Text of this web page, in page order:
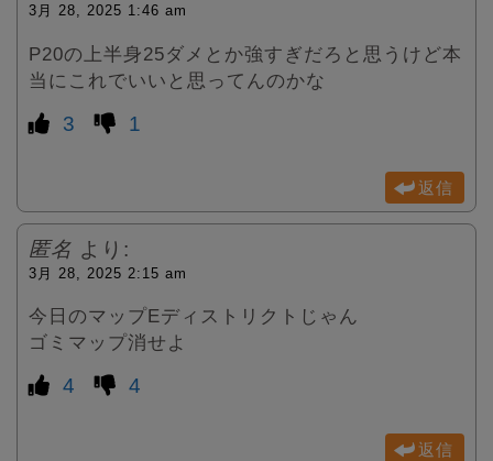
3月 28, 2025 1:46 am
P20の上半身25ダメとか強すぎだろと思うけど本
当にこれでいいと思ってんのかな
3 1
返信
匿名 より:
3月 28, 2025 2:15 am
今日のマップEディストリクトじゃん
ゴミマップ消せよ
4 4
返信